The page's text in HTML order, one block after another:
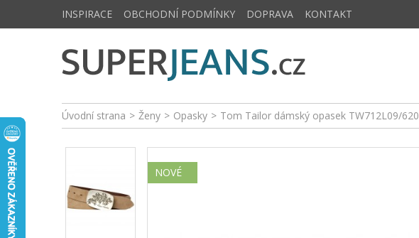
Úvodní strana > Ženy > Opasky > Tom Tailor dámský opasek TW712L09/620
NOVÉ
INSPIRACE OBCHODNÍ PODMÍNKY DOPRAVA KONTAKT